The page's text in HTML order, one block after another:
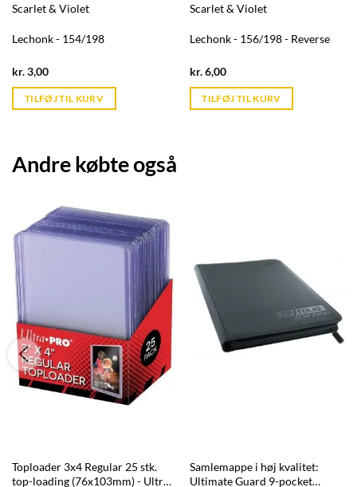
Scarlet & Violet
Lechonk - 154/198
kr.3,00Current
is:
kr. 39,95.
TILFØJ TIL KURV
Scarlet & Violet
Lechonk - 156/198 - Reverse
kr.6,00Current
is:
kr. 39,95.
TILFØJ TIL KURV
Andre købte også
Toploader 3x4 Regular 25 stk.
top-loading (76x103mm) - Ultra
Samlemappe i høj kvalitet:
Ultimate Guard 9-pocket